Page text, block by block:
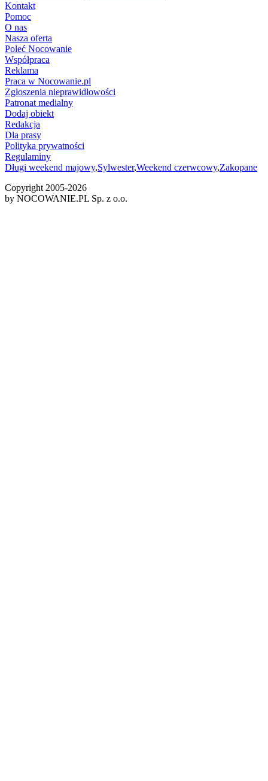
Kontakt
Pomoc
O nas
Nasza oferta
Poleć Nocowanie
Współpraca
Reklama
Praca w Nocowanie.pl
Zgłoszenia nieprawidłowości
Patronat medialny
Dodaj obiekt
Redakcja
Dla prasy
Polityka prywatności
Regulaminy
Długi weekend majowy,Sylwester,Weekend czerwcowy,Zakopane
Copyright 2005-2026
by NOCOWANIE.PL Sp. z o.o.